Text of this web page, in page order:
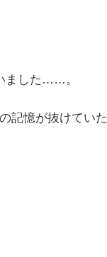
ました……。
記憶が抜けていた